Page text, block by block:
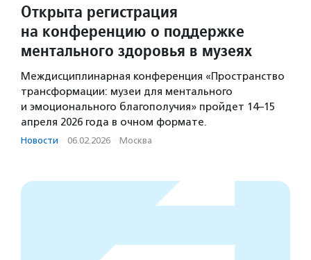
Открыта регистрация
на конференцию о поддержке
ментального здоровья в музеях
Междисциплинарная конференция «Пространство
трансформации: музеи для ментального
и эмоционального благополучия» пройдет 14–15
апреля 2026 года в очном формате.
Новости · 06.02.2026 · Москва